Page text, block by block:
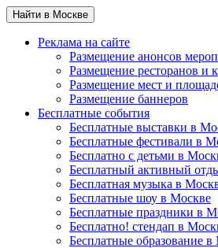
Найти в Москве
Реклама на сайте
Размещение анонсов
Размещение ресторанов и
Размещение мест и
Размещение баннеров
Бесплатные события
Бесплатные выставки в
Бесплатные фестивали в
Бесплатно с детьми в
Бесплатный активный
Бесплатная музыка в
Бесплатные шоу в Москве
Бесплатные праздники в
Бесплатно! стендап в
Бесплатные образование